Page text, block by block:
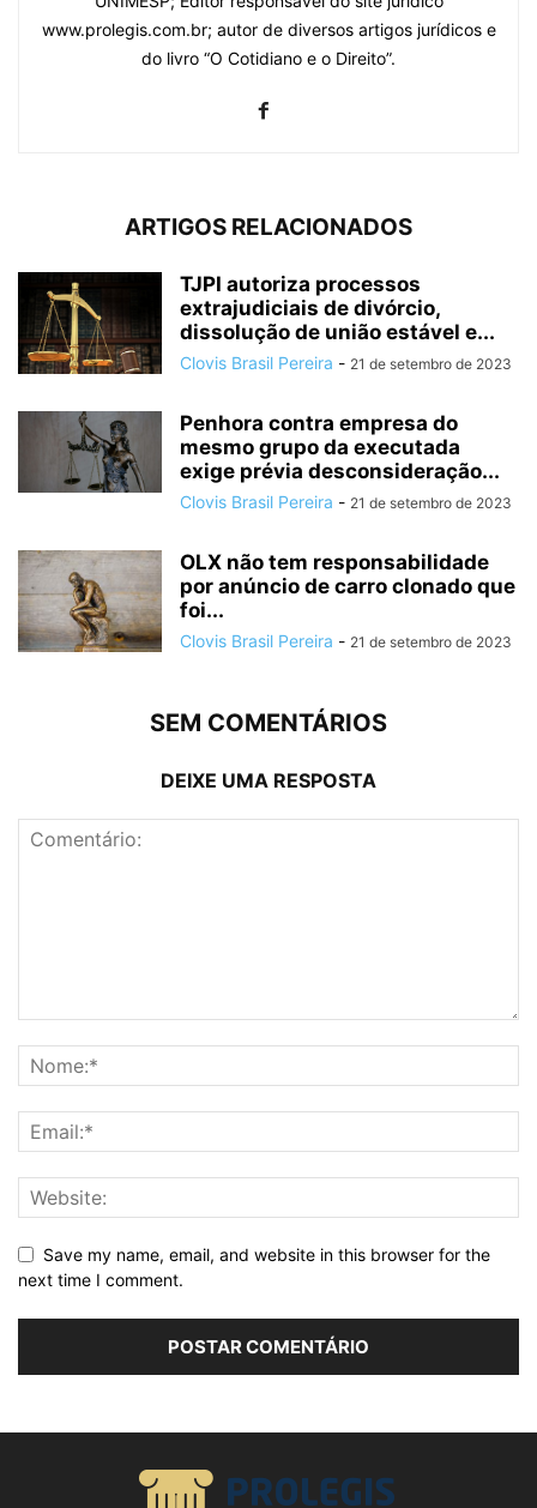
www.prolegis.com.br; autor de diversos artigos jurídicos e
do livro “O Cotidiano e o Direito”.
ARTIGOS RELACIONADOS
TJPI autoriza processos
extrajudiciais de divórcio,
dissolução de união estável e...
Clovis Brasil Pereira - 21 de setembro de 2023
Penhora contra empresa do
mesmo grupo da executada
exige prévia desconsideração...
Clovis Brasil Pereira - 21 de setembro de 2023
OLX não tem responsabilidade
por anúncio de carro clonado que
foi...
Clovis Brasil Pereira - 21 de setembro de 2023
SEM COMENTÁRIOS
DEIXE UMA RESPOSTA
Save my name, email, and website in this browser for the
next time I comment.